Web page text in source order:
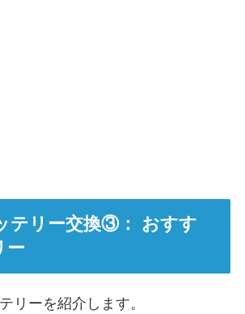
テリー交換③： おすす
ー
リーを紹介します。